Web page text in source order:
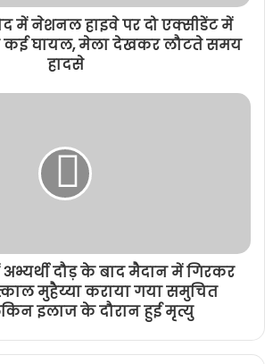
में नेशनल हाइवे पर दो एक्सीडेंट में
कई घायल, मेला देखकर लौटते समय
हादसे
अभ्यर्थी दौड़ के बाद मैदान में गिरकर
मुहैय्या कराया गया समुचित
इलाज के दौरान हुई मृत्यु